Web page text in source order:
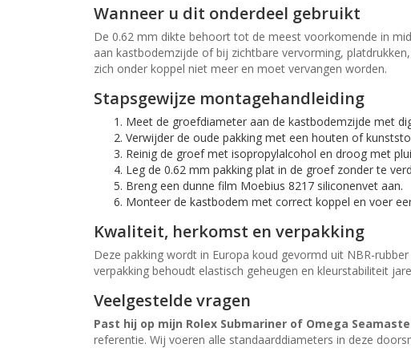
Wanneer u dit onderdeel gebruikt
De 0.62 mm dikte behoort tot de meest voorkomende in
aan kastbodemzijde of bij zichtbare vervorming,
zich onder koppel niet meer en moet vervangen worden.
Stapsgewijze montagehandleiding
Meet de groefdiameter aan de kastbodemzijde met
Verwijder de oude pakking met een houten of
Reinig de groef met isopropylalcohol en droog met
Leg de 0.62 mm pakking plat in de groef zonder te
Breng een dunne film Moebius 8217 siliconenvet aan.
Monteer de kastbodem met correct koppel en voer
Kwaliteit, herkomst en verpakking
Deze pakking wordt in Europa koud gevormd uit NBR-
verpakking behoudt elastisch geheugen en kleurstabiliteit
Veelgestelde vragen
Past hij op mijn Rolex Submariner of Omega
referentie. Wij voeren alle standaarddiameters in deze